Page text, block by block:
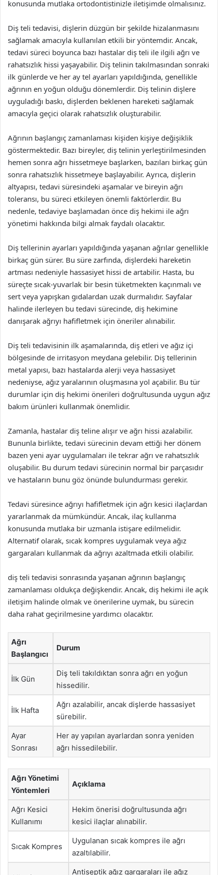
konusunda mutlaka ortodontistinizle iletişimde olmalısınız.
Diş teli tedavisi, dişlerin düzgün bir şekilde hizalanmasını
sağlamak amacıyla kullanılan etkili bir yöntemdir. Ancak,
tedavi süreci boyunca bazı hastalar diş teli ile ilgili ağrı ve
rahatsızlık hissi yaşayabilir. Diş telinin takılmasından sonraki
ilk günlerde ve her ay tel ayarları yapıldığında, genellikle
ağrının en yoğun olduğu dönemlerdir. Diş telinin dişlere
uyguladığı baskı, dişlerden beklenen hareketi sağlamak
amacıyla geçici olarak rahatsızlık oluşturabilir.
Ağrının başlangıç zamanlaması kişiden kişiye değişiklik
göstermektedir. Bazı bireyler, diş telinin yerleştirilmesinden
hemen sonra ağrı hissetmeye başlarken, bazıları birkaç gün
sonra rahatsızlık hissetmeye başlayabilir. Ayrıca, dişlerin
altyapısı, tedavi süresindeki aşamalar ve bireyin ağrı
toleransı, bu süreci etkileyen önemli faktörlerdir. Bu
nedenle, tedaviye başlamadan önce diş hekimi ile ağrı
yönetimi hakkında bilgi almak faydalı olacaktır.
Diş tellerinin ayarları yapıldığında yaşanan ağrılar genellikle
birkaç gün sürer. Bu süre zarfında, dişlerdeki hareketin
artması nedeniyle hassasiyet hissi de artabilir. Hasta, bu
süreçte sıcak-yuvarlak bir besin tüketmekten kaçınmalı ve
sert veya yapışkan gıdalardan uzak durmalıdır. Sayfalar
halinde ilerleyen bu tedavi sürecinde, diş hekimine
danışarak ağrıyı hafifletmek için öneriler alınabilir.
Diş teli tedavisinin ilk aşamalarında, diş etleri ve ağız içi
bölgesinde de irritasyon meydana gelebilir. Diş tellerinin
metal yapısı, bazı hastalarda alerji veya hassasiyet
nedeniyse, ağız yaralarının oluşmasına yol açabilir. Bu tür
durumlar için diş hekimi önerileri doğrultusunda uygun ağız
bakım ürünleri kullanmak önemlidir.
Zamanla, hastalar diş teline alışır ve ağrı hissi azalabilir.
Bununla birlikte, tedavi sürecinin devam ettiği her dönem
bazen yeni ayar uygulamaları ile tekrar ağrı ve rahatsızlık
oluşabilir. Bu durum tedavi sürecinin normal bir parçasıdır
ve hastaların bunu göz önünde bulundurması gerekir.
Tedavi süresince ağrıyı hafifletmek için ağrı kesici ilaçlardan
yararlanmak da mümkündür. Ancak, ilaç kullanma
konusunda mutlaka bir uzmanla istişare edilmelidir.
Alternatif olarak, sıcak kompres uygulamak veya ağız
gargaraları kullanmak da ağrıyı azaltmada etkili olabilir.
diş teli tedavisi sonrasında yaşanan ağrının başlangıç
zamanlaması oldukça değişkendir. Ancak, diş hekimi ile açık
iletişim halinde olmak ve önerilerine uymak, bu sürecin
daha rahat geçirilmesine yardımcı olacaktır.
Ağrı
Başlangıcı
Durum
İlk Gün
Diş teli takıldıktan sonra ağrı en yoğun
hissedilir.
İlk Hafta
Ağrı azalabilir, ancak dişlerde hassasiyet
sürebilir.
Ayar
Sonrası
Her ay yapılan ayarlardan sonra yeniden
ağrı hissedilebilir.
Ağrı Yönetimi
Yöntemleri
Açıklama
Ağrı Kesici
Kullanımı
Hekim önerisi doğrultusunda ağrı
kesici ilaçlar alınabilir.
Sıcak Kompres
Uygulanan sıcak kompres ile ağrı
azaltılabilir.
Antiseptik ağız gargaraları ile ağız